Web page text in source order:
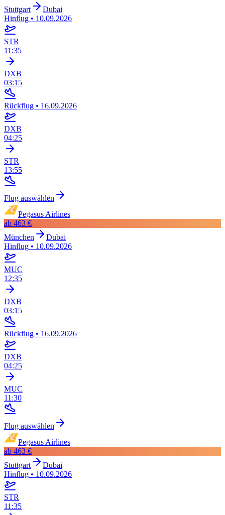
Stuttgart
Dubai
Hinflug • 10.09.2026
STR
11:35
DXB
03:15
Rückflug • 16.09.2026
DXB
04:25
STR
13:55
Flug auswählen
Pegasus Airlines
ab 463 €
München
Dubai
Hinflug • 10.09.2026
MUC
12:35
DXB
03:15
Rückflug • 16.09.2026
DXB
04:25
MUC
11:30
Flug auswählen
Pegasus Airlines
ab 463 €
Stuttgart
Dubai
Hinflug • 10.09.2026
STR
11:35